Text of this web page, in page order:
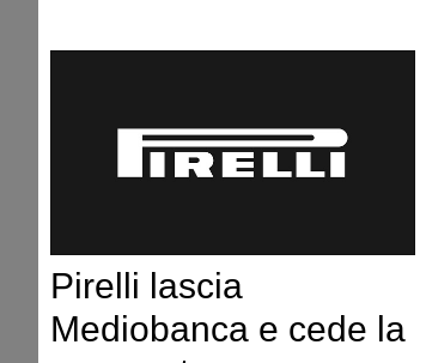
Pirelli lascia
Mediobanca e cede la